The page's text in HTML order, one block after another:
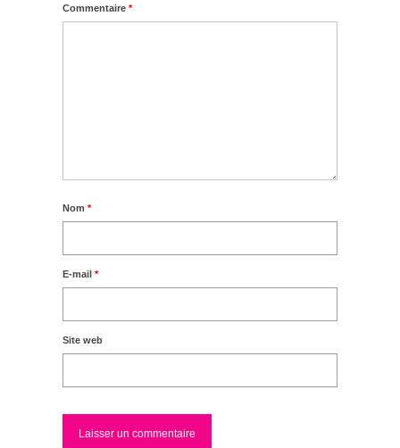
Commentaire *
Nom *
E-mail *
Site web